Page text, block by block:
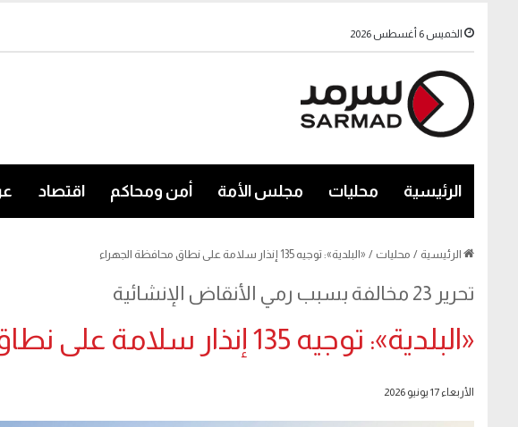
الخميس 6 أغسطس 2026
الرئيسية محليات مجلس الأمة أمن ومحاكم اقتصاد
الرئيسية / محليات / «البلدية»: توجيه 135 إنذار سلامة على نطاق محافظة الجهراء
«البلدية»: توجيه 135 إنذار سلامة على نطاق محافظة الجهراء
تحرير 23 مخالفة بسبب رمي الأنقاض الإنشائية
الأربعاء 17 يونيو 2026